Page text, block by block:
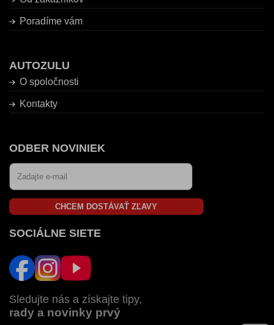
Poradíme vám
AUTOZULU
O spoločnosti
Kontakty
ODBER NOVINIEK
CHCEM DOSTÁVAŤ ZĽAVY
SOCIÁLNE SIETE
Sledujte nás a získajte tipy,
rady a novinky prvý